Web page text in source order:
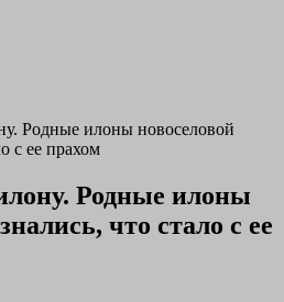
Родные илоны новоселовой
с ее прахом
Родные илоны
что стало с ее